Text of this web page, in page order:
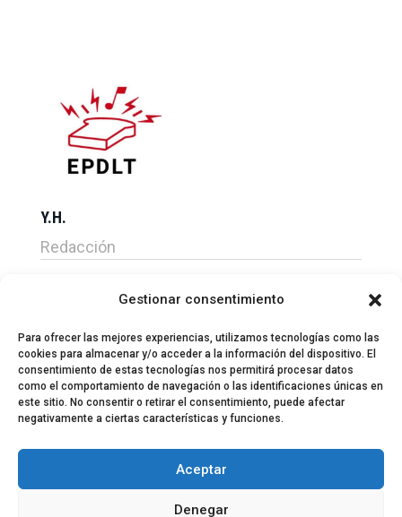
Gestionar consentimiento
Para ofrecer las mejores experiencias, utilizamos tecnologías como las
cookies para almacenar y/o acceder a la información del dispositivo. El
consentimiento de estas tecnologías nos permitirá procesar datos
como el comportamiento de navegación o las identificaciones únicas en
este sitio. No consentir o retirar el consentimiento, puede afectar
negativamente a ciertas características y funciones.
Aceptar
Denegar
Y.H.
Redacción
Equipo EPDLT Contacto